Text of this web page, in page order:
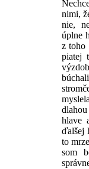
nimi,
nie,
úplne
z toho
piatej
hlave
ďalšej
to
som